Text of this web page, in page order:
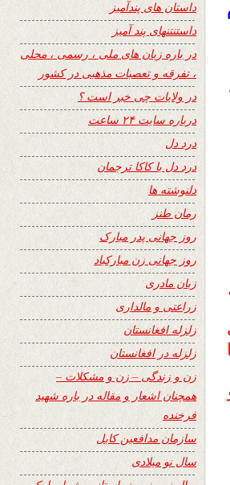
داستان های پندآمیز
داستنتنهای پند آمیز
در باره زبان های ملی ، رسمی ، محلی
، تفرقه و تعصبات مذهبی در کشور
در ولایات چی خبر است ؟
درباره سایت ۲۴ ساعت
درد دل
درد دل با کاکا ترجمان
دلنوشته ها
رمان طنز
روز جهانی پدر مبارک
روز جهانی زن مبارکباد
زبان مادری
زراعتی و مالداری
زلزله افغانستان
زلزله در افغانستان
زن و زندگی – زن و مشکلات –
همچنان اشعار و مقاله در باره شهید
فرخنده
سازمان مدافعین کابل
سال نو میلادی